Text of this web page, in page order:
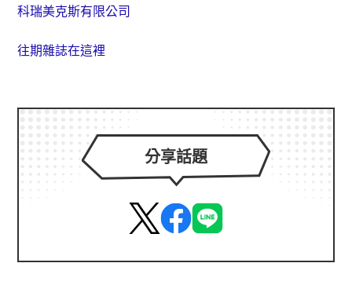
科瑞美克斯有限公司
往期雜誌在這裡
分享話題